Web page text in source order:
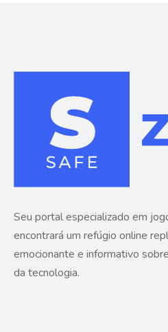
Seu portal especializado em
encontrará um refúgio online
emocionante e informativo
da tecnologia.